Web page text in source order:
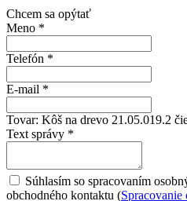
Chcem sa opýtať
Meno *
Telefón *
E-mail *
Tovar: Kôš na drevo 21.05.019.2
Text správy *
Súhlasím so spracovaním
obchodného kontaktu (